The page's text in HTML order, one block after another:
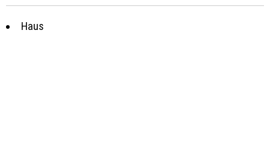
Haus